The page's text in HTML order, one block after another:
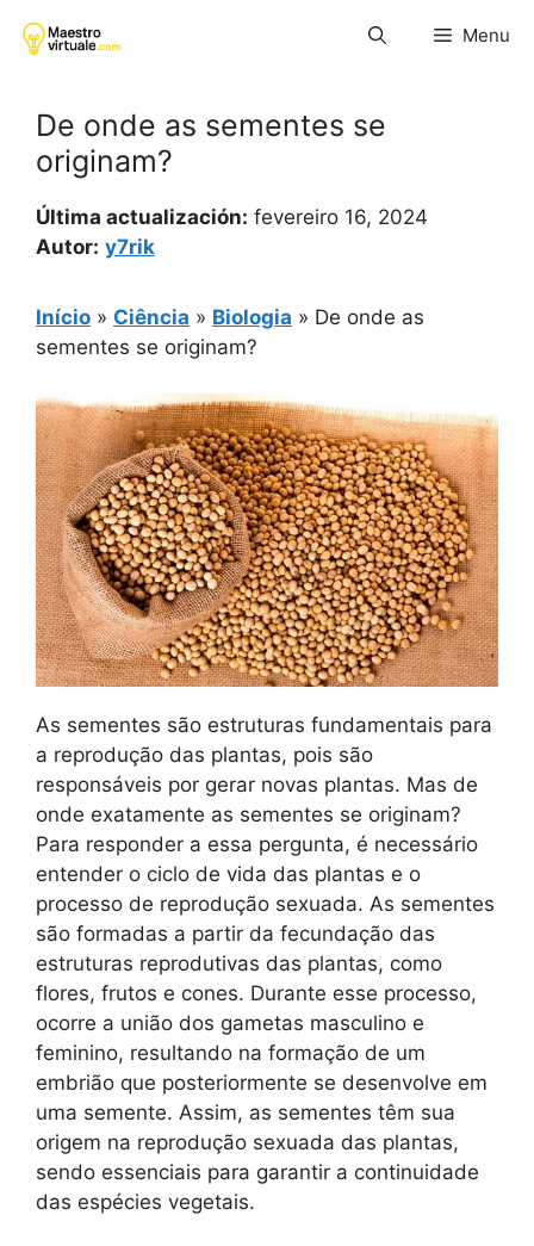
para
Menu
De onde as sementes se
originam?
Última actualización: fevereiro 16, 2024
Autor: y7rik
Início » Ciência » Biologia » De onde as
sementes se originam?
As sementes são estruturas fundamentais para
a reprodução das plantas, pois são
responsáveis por gerar novas plantas. Mas de
onde exatamente as sementes se originam?
Para responder a essa pergunta, é necessário
entender o ciclo de vida das plantas e o
processo de reprodução sexuada. As sementes
são formadas a partir da fecundação das
estruturas reprodutivas das plantas, como
flores, frutos e cones. Durante esse processo,
ocorre a união dos gametas masculino e
feminino, resultando na formação de um
embrião que posteriormente se desenvolve em
uma semente. Assim, as sementes têm sua
origem na reprodução sexuada das plantas,
sendo essenciais para garantir a continuidade
das espécies vegetais.